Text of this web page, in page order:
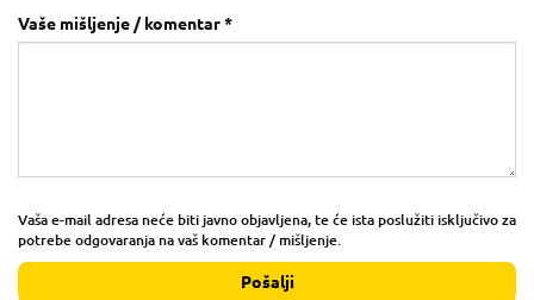
Vaše mišljenje / komentar *
Vaša e-mail adresa neće biti javno objavljena, te će ista poslužiti isključivo za
potrebe odgovaranja na vaš komentar / mišljenje.
Pošalji